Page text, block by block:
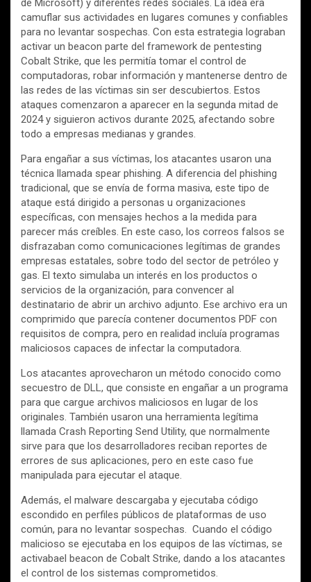
de Microsoft) y diferentes redes sociales. La idea era
camuflar sus actividades en lugares comunes y confiables
para no levantar sospechas. Con esta estrategia lograban
activar un beacon parte del framework de pentesting
Cobalt Strike, que les permitía tomar el control de
computadoras, robar información y mantenerse dentro de
las redes de las víctimas sin ser descubiertos. Estos
ataques comenzaron a aparecer en la segunda mitad de
2024 y siguieron activos durante 2025, afectando sobre
todo a empresas medianas y grandes.
Para engañar a sus víctimas, los atacantes usaron una
técnica llamada spear phishing. A diferencia del phishing
tradicional, que se envía de forma masiva, este tipo de
ataque está dirigido a personas u organizaciones
específicas, con mensajes hechos a la medida para
parecer más creíbles. En este caso, los correos falsos se
disfrazaban como comunicaciones legítimas de grandes
empresas estatales, sobre todo del sector de petróleo y
gas. El texto simulaba un interés en los productos o
servicios de la organización, para convencer al
destinatario de abrir un archivo adjunto. Ese archivo era un
comprimido que parecía contener documentos PDF con
requisitos de compra, pero en realidad incluía programas
maliciosos capaces de infectar la computadora.
Los atacantes aprovecharon un método conocido como
secuestro de DLL, que consiste en engañar a un programa
para que cargue archivos maliciosos en lugar de los
originales. También usaron una herramienta legítima
llamada Crash Reporting Send Utility, que normalmente
sirve para que los desarrolladores reciban reportes de
errores de sus aplicaciones, pero en este caso fue
manipulada para ejecutar el ataque.
Además, el malware descargaba y ejecutaba código
escondido en perfiles públicos de plataformas de uso
común, para no levantar sospechas. Cuando el código
malicioso se ejecutaba en los equipos de las víctimas, se
activabael beacon de Cobalt Strike, dando a los atacantes
el control de los sistemas comprometidos.